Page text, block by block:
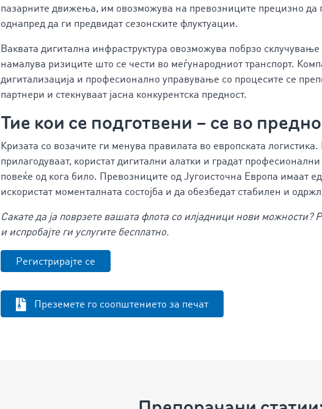
пазарните движења, им овозможува на превозниците прецизно да
однапред да ги предвидат сезонските флуктуации.
Ваквата дигитална инфраструктура овозможува побрзо
намалува ризиците што се чести во меѓународниот транспорт.
дигитализација и професионално управување со процесите се
партнери и стекнуваат јасна конкурентска предност.
Тие кои се подготвени – се во
Кризата со возачите ги менува правилата во европската
прилагодуваат, користат дигитални алатки и градат
повеќе од кога било. Превозниците од Југоисточна Европа имаат
искористат моменталната состојба и да обезбедат стабилен и
Сакате да ја поврзете вашата флота со илјадници нови можности?
и испробајте ги услугите бесплатно.
Регистрирајте се
Преземете го соопштението за печат